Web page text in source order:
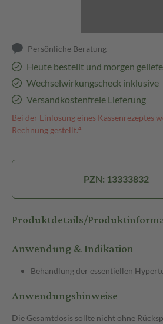
Persönliche Beratung
Heute bestellt und morgen
Wechselwirkungscheck inklusive
Versandkostenfreie Lieferung
Bei der Einlösung eines Kassenrezeptes
Rechnung gestellt.⁴
PZN: 13333832
Produktdetails/
Anwendung & Indikation
Behandlung der essentiellen
Anwendungshinweise
Die Gesamtdosis sollte nicht ohne